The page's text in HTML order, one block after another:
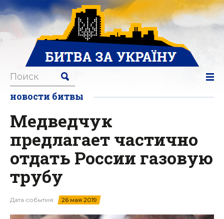
новости битвы
Медведчук
предлагает частично
отдать России газовую
трубу
Дата события: 26 мая 2019